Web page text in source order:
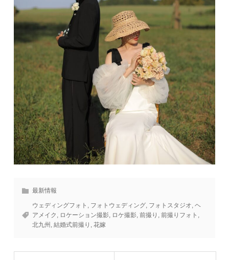
最新情報
ウェディングフォト , フォトウェディング, フォトスタジオ,ヘ
アメイク , ロケーション撮影, ロケ撮影,前撮り ,前撮りフォト ,
北九州 ,結婚式前撮り ,花嫁